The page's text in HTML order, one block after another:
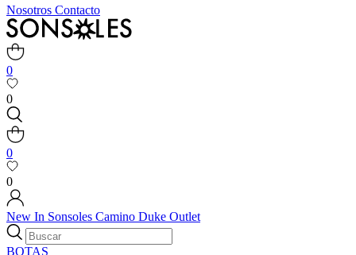
Nosotros Contacto
0
0
0
0
New In Sonsoles Camino Duke Outlet
BOTAS